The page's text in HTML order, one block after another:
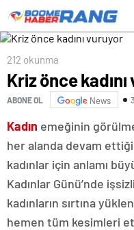
212 okunma
Kriz önce
ABONE OL News
Kadın emeğinin
her alanda devam
kadınlar için anlamı
Kadınlar Günü’nde
kadınların sırtına
hemen tüm kesimleri